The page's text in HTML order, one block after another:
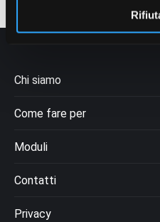
Chi siamo
Come fare per
Moduli
Contatti
Privacy